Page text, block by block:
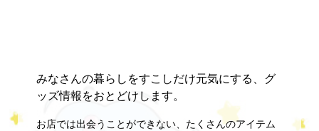
みなさんの暮らしをすこしだけ元気にする、グ
ッズ情報をおとどけします。
お店では出会うことができない、たくさんのアイテム